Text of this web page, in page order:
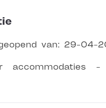
van: 29-04-
accommodaties